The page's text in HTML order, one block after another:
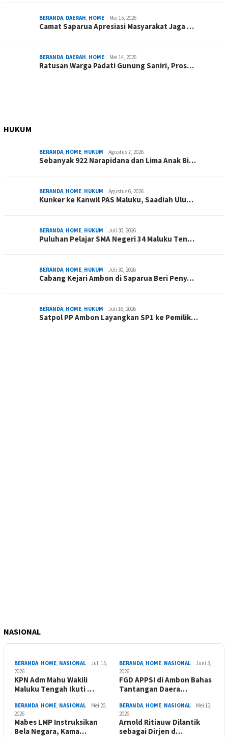
BERANDA, DAERAH, HOME Mei 15, 2026
Camat Saparua Apresiasi Masyarakat Jaga …
BERANDA, DAERAH, HOME Mei 14, 2026
Ratusan Warga Padati Gunung Saniri, Pros…
HUKUM
BERANDA, HOME, HUKUM Agustus 7, 2026
Sebanyak 922 Narapidana dan Lima Anak Bi…
BERANDA, HOME, HUKUM Agustus 6, 2026
Kunker ke Kanwil PAS Maluku, Saadiah Ulu…
BERANDA, HOME, HUKUM Juli 30, 2026
Puluhan Pelajar SMA Negeri 34 Maluku Ten…
BERANDA, HOME, HUKUM Juli 30, 2026
Cabang Kejari Ambon di Saparua Beri Peny…
BERANDA, HOME, HUKUM Juli 16, 2026
Satpol PP Ambon Layangkan SP1 ke Pemilik…
NASIONAL
BERANDA, HOME, NASIONAL
Juli 15,
2026
KPN Adm Mahu Wakili
Maluku Tengah Ikuti …
BERANDA, HOME, NASIONAL
Juni 3,
2026
FGD APPSI di Ambon Bahas
Tantangan Daera…
BERANDA, HOME, NASIONAL
Mei 20,
2026
Mabes LMP Instruksikan
Bela Negara, Kama…
BERANDA, HOME, NASIONAL
Mei 12,
2026
Arnold Ritiauw Dilantik
sebagai Dirjen d…